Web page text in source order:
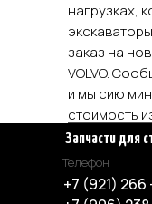
нагрузках,
заказ на
VOLVO.
и мы сию
стоимость
Запчасти для
+7 (921) 266
Телефон